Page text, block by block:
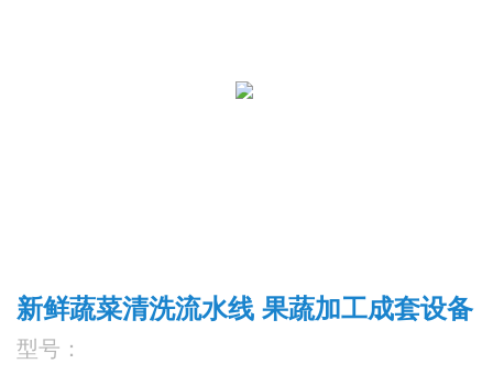
新鲜蔬菜清洗流水线 果蔬加工成套设备
型号：